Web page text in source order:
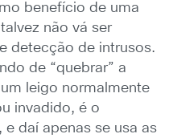
benefício de uma
não vá ser
detecção de intrusos.
de “quebrar” a
leigo normalmente
invadido, é o
daí apenas se usa as